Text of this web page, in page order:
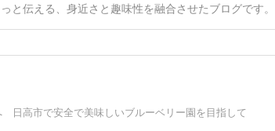
伝える、身近さと趣味性を融合させたブログです。
高市で安全で美味しいブルーベリー園を目指して